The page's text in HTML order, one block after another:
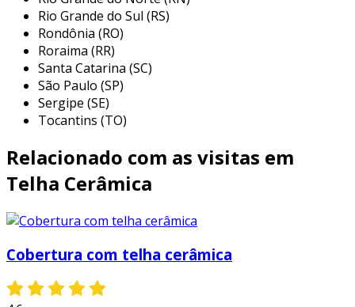
residências:utilizadas em casas de
campo, chalés e em projetos
arquitetônicos que buscam um visual mais
rústico e aconchegante.
edificações comerciais:
para criar um ambiente acolhedor,
atraindo clientes.
revitalizações, as telhas coloniais são
manter a autenticidade arquitetônica.
hotéis e pousadas:
desejam proporcionar uma experiência
Rio Grande do Sul (RS)
Rondônia (RO)
Roraima (RR)
Santa Catarina (SC)
São Paulo (SP)
Sergipe (SE)
Tocantins (TO)
Relacionado com as visitas em
Telha Cerâmica
Cobertura com telha cerâmica